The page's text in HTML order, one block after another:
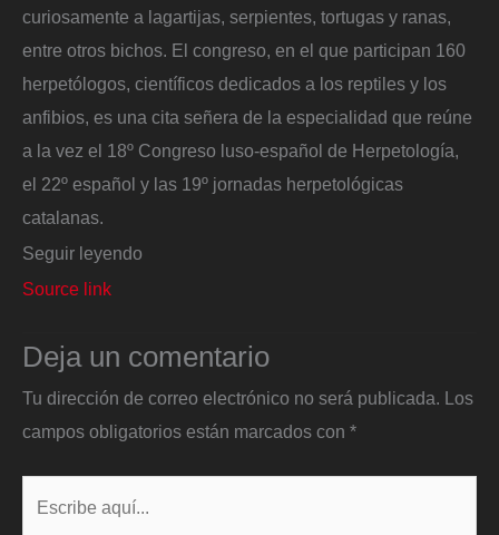
curiosamente a lagartijas, serpientes, tortugas y ranas,
entre otros bichos. El congreso, en el que participan 160
herpetólogos, científicos dedicados a los reptiles y los
anfibios, es una cita señera de la especialidad que reúne
a la vez el 18º Congreso luso-español de Herpetología,
el 22º español y las 19º jornadas herpetológicas
catalanas.
Seguir leyendo
Source link
Deja un comentario
Tu dirección de correo electrónico no será publicada. Los
campos obligatorios están marcados con *